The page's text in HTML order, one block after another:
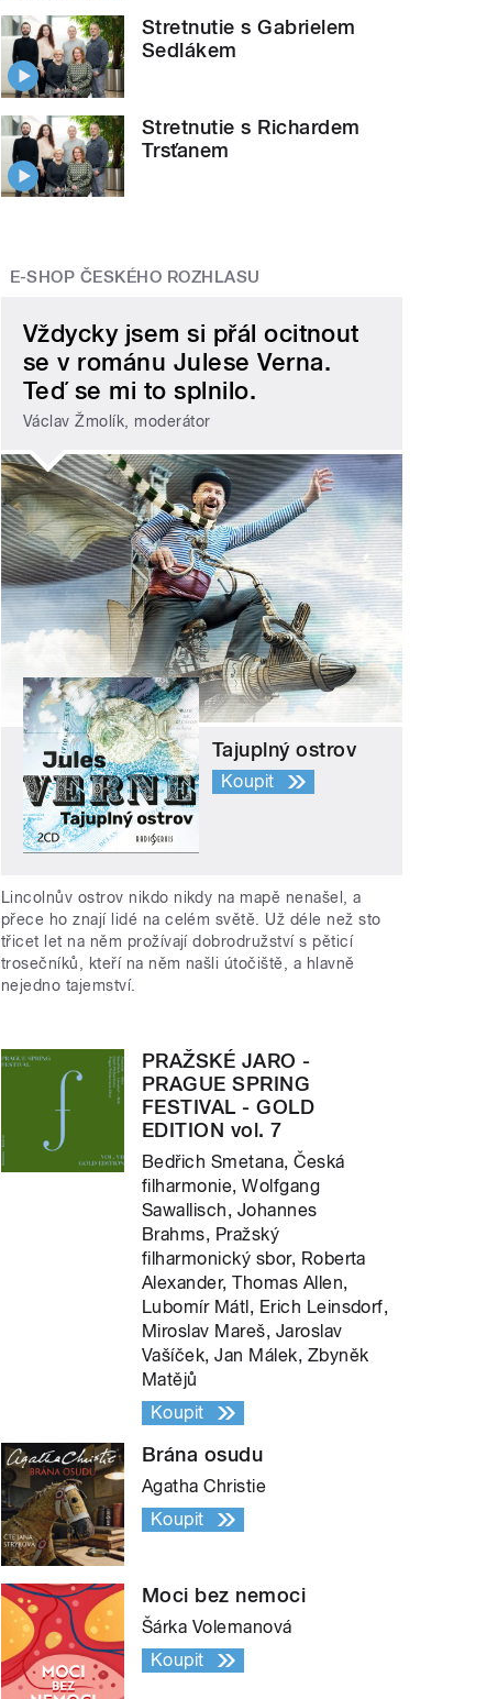
Stretnutie s Gabrielem
Sedlákem
Stretnutie s Richardem
Trsťanem
E-SHOP ČESKÉHO ROZHLASU
Vždycky jsem si přál ocitnout
se v románu Julese Verna.
Teď se mi to splnilo.
Václav Žmolík, moderátor
Tajuplný ostrov
Koupit
Lincolnův ostrov nikdo nikdy na mapě nenašel, a
přece ho znají lidé na celém světě. Už déle než sto
třicet let na něm prožívají dobrodružství s pěticí
trosečníků, kteří na něm našli útočiště, a hlavně
nejedno tajemství.
PRAŽSKÉ JARO -
PRAGUE SPRING
FESTIVAL - GOLD
EDITION vol. 7
Bedřich Smetana, Česká
filharmonie, Wolfgang
Sawallisch, Johannes
Brahms, Pražský
filharmonický sbor, Roberta
Alexander, Thomas Allen,
Lubomír Mátl, Erich Leinsdorf,
Miroslav Mareš, Jaroslav
Vašíček, Jan Málek, Zbyněk
Matějů
Koupit
Brána osudu
Agatha Christie
Koupit
Moci bez nemoci
Šárka Volemanová
Koupit